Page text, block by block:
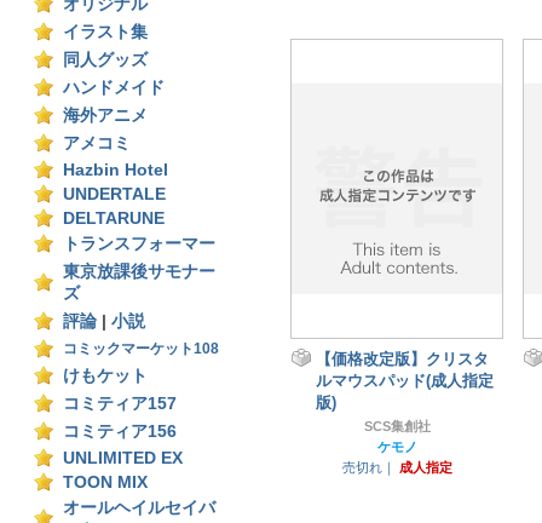
オリジナル
イラスト集
同人グッズ
ハンドメイド
海外アニメ
アメコミ
Hazbin Hotel
UNDERTALE
DELTARUNE
トランスフォーマー
東京放課後サモナー
ズ
評論
小説
コミックマーケット108
けもケット
コミティア157
コミティア156
UNLIMITED EX
TOON MIX
オールヘイルセイバ
【価格改定版】クリスタ
ルマウスパッド(成人指定
版)
SCS集創社
ケモノ
売切れ｜
成人指定